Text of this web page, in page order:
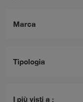
Marca
Tipologia
I più visti a :